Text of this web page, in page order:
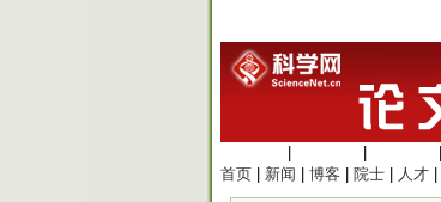
首页
新闻 博客 院士 人才